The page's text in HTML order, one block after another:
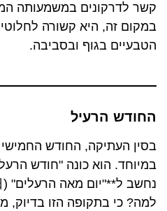
קשר לדרקונים במשמעותה
במקום זה, היא קשורה
הטבעיים בגוף ובסביבה.
החודש הרעיל
בסין העתיקה, החודש
במיוחד. הוא כונה "חודש
נחשב ל**"יום מאה הרעלים" (百毒日)**.
למה? כי בתקופה הזו בדיוק,